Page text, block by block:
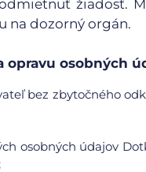
žiadosť.
na dozorný orgán.
opravu osobných
bez zbytočného
osobných údajov